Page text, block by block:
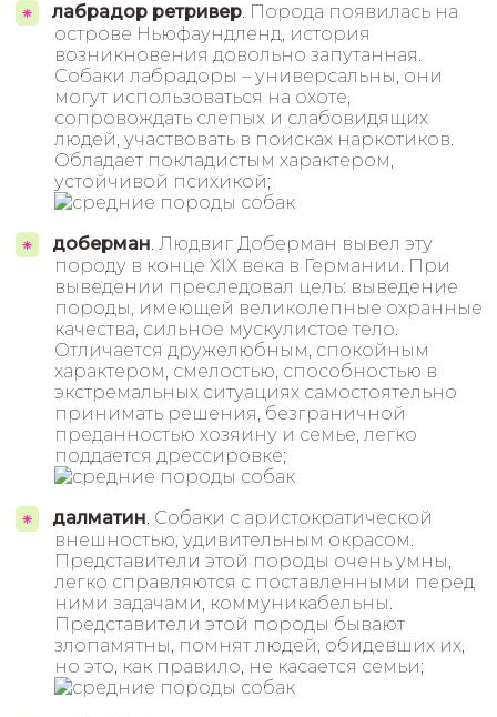
лабрадор ретривер. Порода появилась на
острове Ньюфаундленд, история
возникновения довольно запутанная.
Собаки лабрадоры – универсальны, они
могут использоваться на охоте,
сопровождать слепых и слабовидящих
людей, участвовать в поисках наркотиков.
Обладает покладистым характером,
устойчивой психикой;
доберман. Людвиг Доберман вывел эту
породу в конце XIX века в Германии. При
выведении преследовал цель: выведение
породы, имеющей великолепные охранные
качества, сильное мускулистое тело.
Отличается дружелюбным, спокойным
характером, смелостью, способностью в
экстремальных ситуациях самостоятельно
принимать решения, безграничной
преданностью хозяину и семье, легко
поддается дрессировке;
далматин. Собаки с аристократической
внешностью, удивительным окрасом.
Представители этой породы очень умны,
легко справляются с поставленными перед
ними задачами, коммуникабельны.
Представители этой породы бывают
злопамятны, помнят людей, обидевших их,
но это, как правило, не касается семьи;